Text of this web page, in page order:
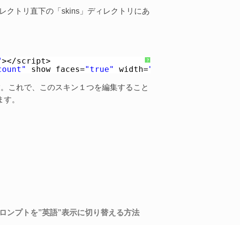
クトリ直下の「skins」ディレクトリにあ
?
></script>
show_faces="true" width="30"
これで、このスキン１つを編集すること
。